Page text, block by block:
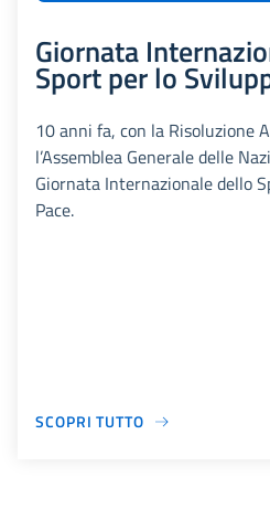
Giornata
Sport per lo
10 anni fa, con la Risoluzione
l’Assemblea Generale delle
Giornata Internazionale dello
Pace.
SCOPRI TUTTO